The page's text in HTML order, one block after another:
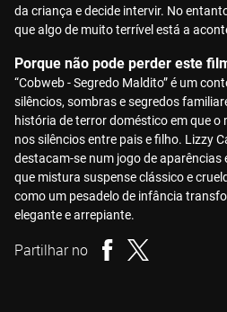
da criança e decide intervir. No
que algo de muito terrível está a
Porque não pode perder este
“Cobweb - Segredo Maldito” é um
silêncios, sombras e segredos
história de terror doméstico em que o
nos silêncios entre pais e filho. Lizzy
destacam-se num jogo de
que mistura suspense clássico e
como um pesadelo de infância
elegante e arrepiante.
Partilhar no